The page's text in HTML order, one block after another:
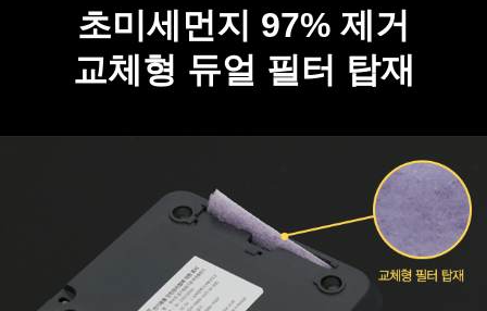
초미세먼지 97% 제거
교체형 듀얼 필터 탑재